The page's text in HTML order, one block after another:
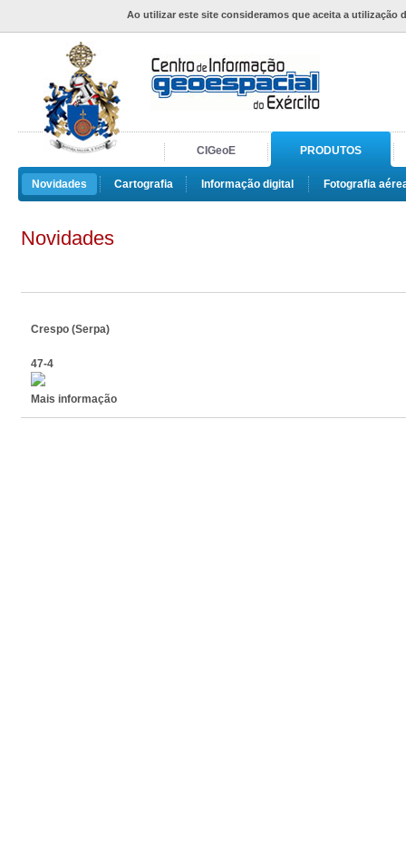
Ao utilizar este site consideramos que aceita a utilização
CIGeoE PRODUTOS
Novidades Cartografia Informação digital Fotografia
Novidades
Crespo (Serpa)
47-4
Mais informação